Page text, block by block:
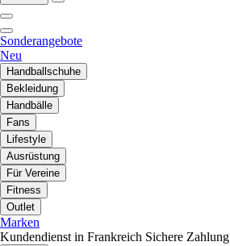
Sonderangebote
Neu
Handballschuhe
Bekleidung
Handbälle
Fans
Lifestyle
Ausrüstung
Für Vereine
Fitness
Outlet
Marken
Kundendienst in Frankreich Sichere Zahlung